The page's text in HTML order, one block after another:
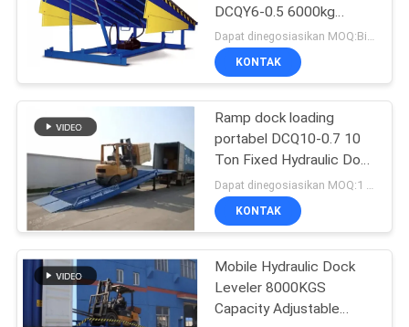
KEBIJAKAN
PRIVASIKonektor Baterai
Forklift
24
<html> <head>
<meta
46
DCQY6-0.5 6000kg
Panjang 7m Disetujui CEDapat dinegosiasikan MOQ:Bisa dinegosiasikan
KONTAK
Ramp dock loading
portabel DCQ10-0.7 10
Ton Fixed Hydraulic Dock
Leveler
Dapat dinegosiasikan MOQ:1 SET
KONTAK
Mobile Hydraulic Dock
Leveler 8000KGS
Capacity Adjustable